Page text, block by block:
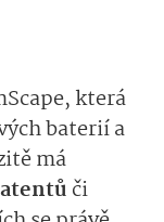
která
baterií a
má
či